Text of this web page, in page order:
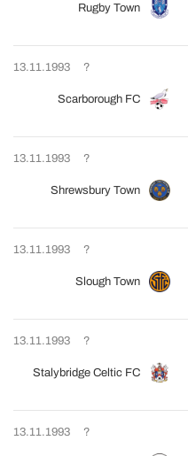
Rugby Town
13.11.1993 ?
Scarborough FC
13.11.1993 ?
Shrewsbury Town
13.11.1993 ?
Slough Town
13.11.1993 ?
Stalybridge Celtic FC
13.11.1993 ?